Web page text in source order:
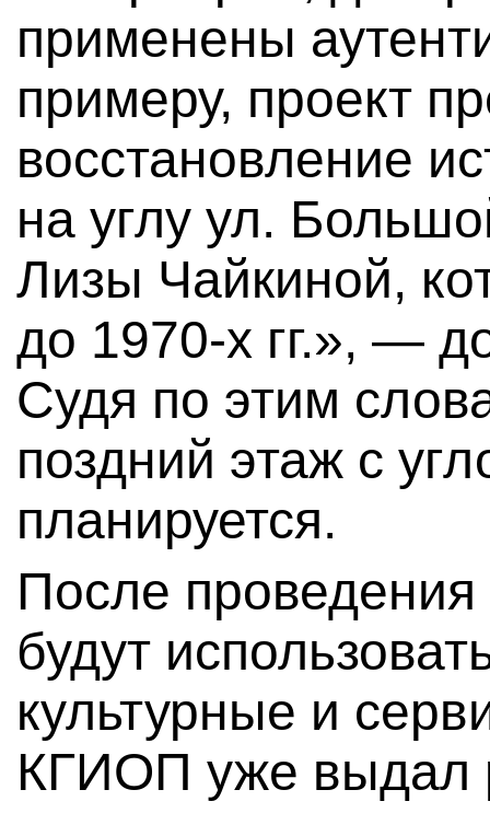
применены
примеру, проект
восстановление
на углу ул.
Лизы Чайкиной,
до 1970-х гг.», —
Судя по этим
поздний этаж с
планируется.
После
будут
культурные и
КГИОП уже выдал